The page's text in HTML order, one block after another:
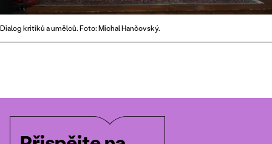
Dialog kritiků a umělců. Foto: Michal Hančovský.